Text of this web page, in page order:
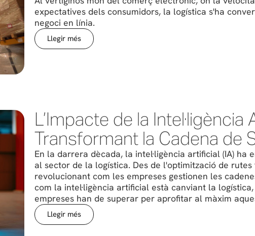
expectatives dels consumidors, la logística s'ha
negoci en línia.
Llegir més
L’Impacte de la
Transformant la Cadena de
En la darrera dècada, la intel·ligència artificial (IA)
al sector de la logística. Des de l'optimització de
revolucionant com les empreses gestionen les
com la intel·ligència artificial està canviant la
empreses han de superar per aprofitar al màxim
Llegir més